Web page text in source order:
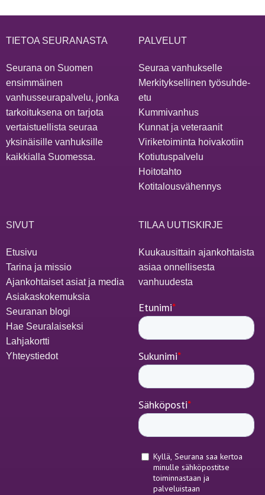
TIETOA SEURANASTA
Seurana on Suomen
ensimmäinen
vanhusseurapalvelu, jonka
tarkoituksena on tarjota
vertaistuellista seuraa
yksinäisille vanhuksille
kaikkialla Suomessa.
PALVELUT
Seuraa vanhukselle
Merkityksellinen työsuhde-
etu
Kummivanhus
Kunnat ja veteraanit
Viriketoiminta hoivakotiin
Kotiutuspalvelu
Hoitotahto
Kotitalousvähennys
SIVUT
Etusivu
Tarina ja missio
Ajankohtaiset asiat ja media
Asiakaskokemuksia
Seuranan blogi
Hae Seuralaiseksi
Lahjakortti
Yhteystiedot
TILAA UUTISKIRJE
Kuukausittain ajankohtaista
asiaa onnellisesta
vanhuudesta